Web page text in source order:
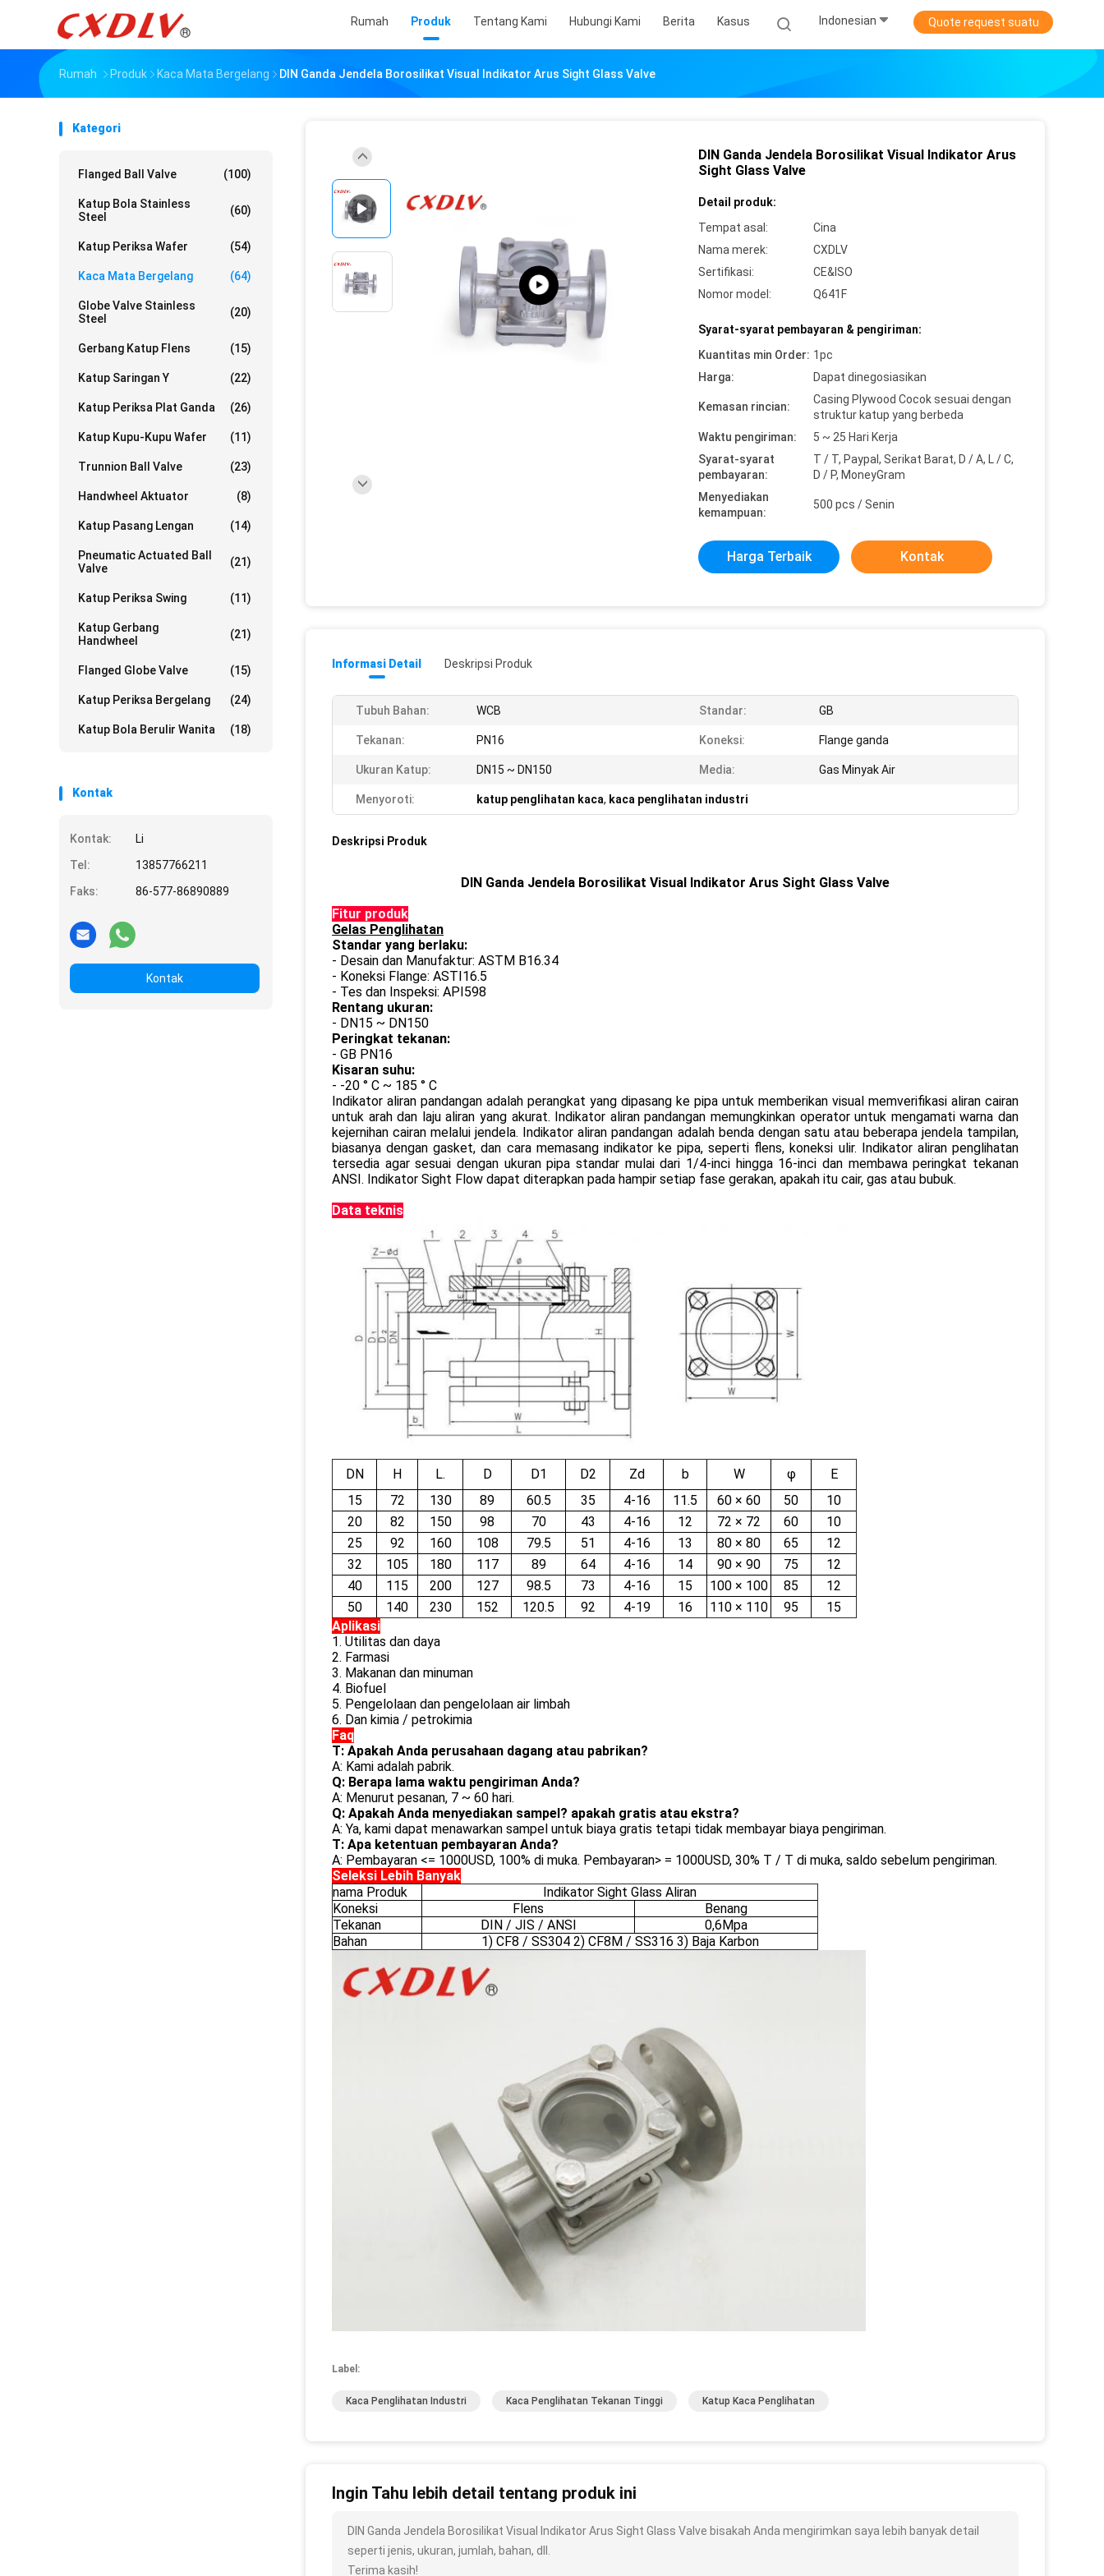
Rumah Produk Tentang Kami Hubungi Kami Berita Kasus Indonesian Quote request suatu
Rumah Produk Kaca Mata Bergelang DIN Ganda Jendela Borosilikat Visual Indikator Arus Sight Glass Valve
Kategori
Flanged Ball Valve (100)
Katup Bola Stainless
Steel
(60)
Katup Periksa Wafer (54)
Kaca Mata Bergelang (64)
Globe Valve Stainless
Steel
(20)
Gerbang Katup Flens (15)
Katup Saringan Y (22)
Katup Periksa Plat Ganda (26)
Katup Kupu-Kupu Wafer (11)
Trunnion Ball Valve (23)
Handwheel Aktuator (8)
Katup Pasang Lengan (14)
Pneumatic Actuated Ball
Valve
(21)
Katup Periksa Swing (11)
Katup Gerbang
Handwheel
(21)
Flanged Globe Valve (15)
Katup Periksa Bergelang (24)
Katup Bola Berulir Wanita (18)
Kontak
Kontak:
Li
Tel:
13857766211
Faks:
86-577-86890889
Kontak
DIN Ganda Jendela Borosilikat Visual Indikator Arus
Sight Glass Valve
Detail produk:
Tempat asal:
Cina
Nama merek:
CXDLV
Sertifikasi:
CE&ISO
Nomor model:
Q641F
Syarat-syarat pembayaran & pengiriman:
Kuantitas min Order: 1pc
Harga:
Dapat dinegosiasikan
Kemasan rincian:
Casing Plywood Cocok sesuai dengan
struktur katup yang berbeda
Waktu pengiriman:
5 ~ 25 Hari Kerja
Syarat-syarat
pembayaran:
T / T, Paypal, Serikat Barat, D / A, L / C,
D / P, MoneyGram
Menyediakan
kemampuan:
500 pcs / Senin
Harga Terbaik Kontak
Informasi Detail Deskripsi Produk
Tubuh Bahan: WCB Standar: GB
Tekanan: PN16 Koneksi: Flange ganda
Ukuran Katup: DN15 ~ DN150 Media: Gas Minyak Air
Menyoroti: katup penglihatan kaca, kaca penglihatan industri
Deskripsi Produk
DIN Ganda Jendela Borosilikat Visual Indikator Arus Sight Glass Valve
Fitur produk
Gelas Penglihatan
Standar yang berlaku:
- Desain dan Manufaktur: ASTM B16.34
- Koneksi Flange: ASTI16.5
- Tes dan Inspeksi: API598
Rentang ukuran:
- DN15 ~ DN150
Peringkat tekanan:
- GB PN16
Kisaran suhu:
- -20 ° C ~ 185 ° C
Indikator aliran pandangan adalah perangkat yang dipasang ke pipa untuk memberikan visual memverifikasi aliran cairan
untuk arah dan laju aliran yang akurat. Indikator aliran pandangan memungkinkan operator untuk mengamati warna dan
kejernihan cairan melalui jendela. Indikator aliran pandangan adalah benda dengan satu atau beberapa jendela tampilan,
biasanya dengan gasket, dan cara memasang indikator ke pipa, seperti flens, koneksi ulir. Indikator aliran penglihatan
tersedia agar sesuai dengan ukuran pipa standar mulai dari 1/4-inci hingga 16-inci dan membawa peringkat tekanan
ANSI. Indikator Sight Flow dapat diterapkan pada hampir setiap fase gerakan, apakah itu cair, gas atau bubuk.
Data teknis
DN H L. D D1 D2 Zd b W φ
E
15
72 130 89 60.5 35 4-16 11.5 60 × 60 50
10
20
82 150 98 70 43 4-16 12 72 × 72 60
10
25
92 160 108 79.5 51 4-16 13 80 × 80 65
12
32
105 180 117 89 64 4-16 14 90 × 90 75
12
40
115 200 127 98.5 73 4-16 15 100 × 100 85
12
50
140 230 152 120.5 92 4-19 16 110 × 110 95
15
Aplikasi
1. Utilitas dan daya
2. Farmasi
3. Makanan dan minuman
4. Biofuel
5. Pengelolaan dan pengelolaan air limbah
6. Dan kimia / petrokimia
Faq
T: Apakah Anda perusahaan dagang atau pabrikan?
A: Kami adalah pabrik.
Q: Berapa lama waktu pengiriman Anda?
A: Menurut pesanan, 7 ~ 60 hari.
Q: Apakah Anda menyediakan sampel? apakah gratis atau ekstra?
A: Ya, kami dapat menawarkan sampel untuk biaya gratis tetapi tidak membayar biaya pengiriman.
T: Apa ketentuan pembayaran Anda?
A: Pembayaran <= 1000USD, 100% di muka. Pembayaran> = 1000USD, 30% T / T di muka, saldo sebelum pengiriman.
Seleksi Lebih Banyak
nama Produk
Indikator Sight Glass Aliran
Koneksi
Flens
Benang
Tekanan
DIN / JIS / ANSI
0,6Mpa
Bahan
1) CF8 / SS304 2) CF8M / SS316 3) Baja Karbon
Label:
Kaca Penglihatan Industri Kaca Penglihatan Tekanan Tinggi Katup Kaca Penglihatan
Ingin Tahu lebih detail tentang produk ini
DIN Ganda Jendela Borosilikat Visual Indikator Arus Sight Glass Valve bisakah Anda mengirimkan saya lebih banyak detail
seperti jenis, ukuran, jumlah, bahan, dll.
Terima kasih!